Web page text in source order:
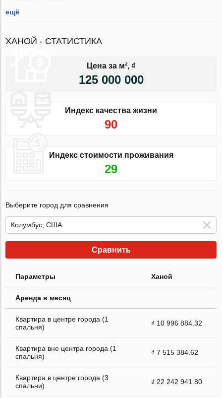
ещё
ХАНОЙ - СТАТИСТИКА
Цена за м², ₫
125 000 000
Индекс качества жизни
90
Индекс стоимости проживания
29
Выберите город для сравнения
Сравнить
Параметры Ханой
Аренда в месяц
Квартира в центре города (1
спальня)
₫ 10 996 884.32
Квартира вне центра города (1
спальня)
₫ 7 515 384.62
Квартира в центре города (3
спальни)
₫ 22 242 941.80